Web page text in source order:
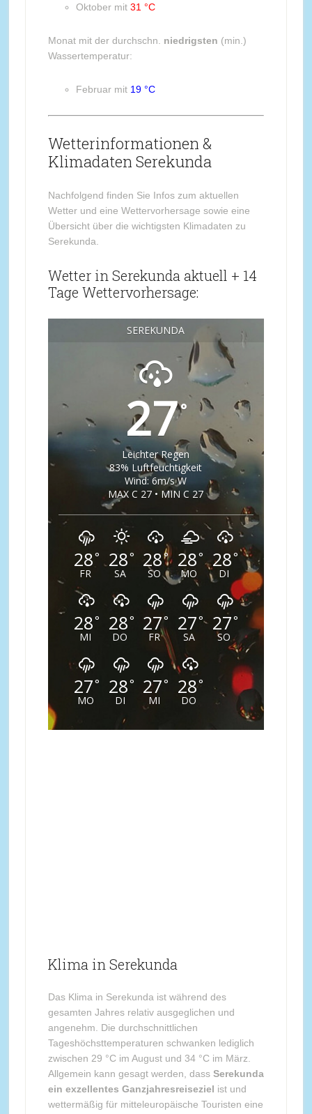
Oktober mit 31 °C
Monat mit der durchschn. niedrigsten (min.)
Wassertemperatur:
Februar mit 19 °C
Wetterinformationen &
Klimadaten Serekunda
Nachfolgend finden Sie Infos zum aktuellen
Wetter und eine Wettervorhersage sowie eine
Übersicht über die wichtigsten Klimadaten zu
Serekunda.
Wetter in Serekunda aktuell + 14
Tage Wettervorhersage:
SEREKUNDA
27°
Leichter Regen
83% Luftfeuchtigkeit
Wind: 6m/s W
MAX C 27 • MIN C 27
28°
FR
28°
SA
28°
SO
28°
MO
28°
DI
28°
MI
28°
DO
27°
FR
27°
SA
27°
SO
27°
MO
28°
DI
27°
MI
28°
DO
Klima in Serekunda
Das Klima in Serekunda ist während des
gesamten Jahres relativ ausgeglichen und
angenehm. Die durchschnittlichen
Tageshöchsttemperaturen schwanken lediglich
zwischen 29 °C im August und 34 °C im März.
Allgemein kann gesagt werden, dass Serekunda
ein exzellentes Ganzjahresreiseziel ist und
wettermäßig für mitteleuropäische Touristen eine